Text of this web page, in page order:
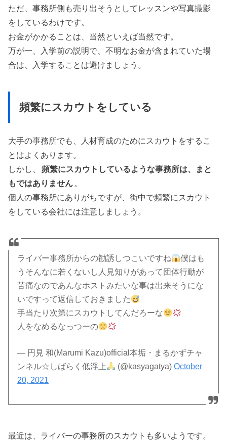
ただ、事務所側も売り出そうとしてレッスンや写真撮影
をしているわけです。
お金がかかることは、当然といえば当然です。
万が一、入学前の説明で、不明なお金が含まれていた場
合は、入学することは避けましょう。
頻繁にスカウトをしている
大手の事務所でも、人材育成のためにスカウトをするこ
とはよくあります。
しかし、
頻繁にスカウトしているような事務所は、まと
もではありません 。
個人の事務所にありがちですが、街中で頻繁にスカウト
をしている会社には注意しましょう。
ライバー事務所からの勧誘しつこいですね
僕はも
うそんなに若くないし人見知りがあって団体行動が
苦痛なのであんなホストみたいな事は出来そうにな
いですって返信しておきました
手当たり次第にスカウトしてんだろーな
人をなめるなっつーの
— 円見 和(Marumi Kazu)official本垢・まるかずチャ
ンネル☆しばらく低浮上
(@kasyagatya) October
20, 2021
最近は、ライバーの事務所のスカウトも多いようです。